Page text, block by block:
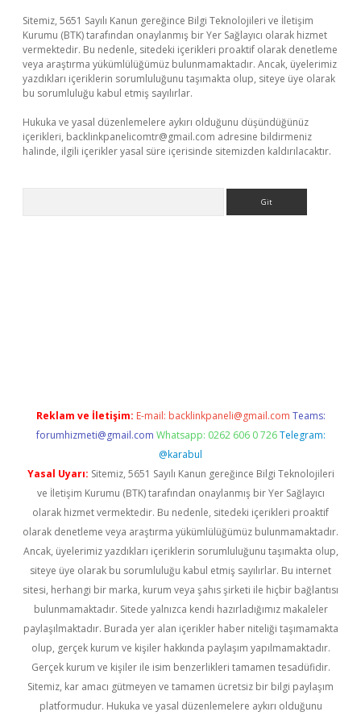
Sitemiz, 5651 Sayılı Kanun gereğince Bilgi Teknolojileri ve İletişim
Kurumu (BTK) tarafından onaylanmış bir Yer Sağlayıcı olarak hizmet
vermektedir. Bu nedenle, sitedeki içerikleri proaktif olarak denetleme
veya araştırma yükümlülüğümüz bulunmamaktadır. Ancak, üyelerimiz
yazdıkları içeriklerin sorumluluğunu taşımakta olup, siteye üye olarak
bu sorumluluğu kabul etmiş sayılırlar.
Hukuka ve yasal düzenlemelere aykırı olduğunu düşündüğünüz
içerikleri, backlinkpanelicomtr@gmail.com adresine bildirmeniz
halinde, ilgili içerikler yasal süre içerisinde sitemizden kaldırılacaktır.
Reklam ve İletişim: E-mail: backlinkpaneli@gmail.com Teams:
forumhizmeti@gmail.com Whatsapp: 0262 606 0 726 Telegram:
@karabul
Yasal Uyarı: Sitemiz, 5651 Sayılı Kanun gereğince Bilgi Teknolojileri
ve İletişim Kurumu (BTK) tarafından onaylanmış bir Yer Sağlayıcı
olarak hizmet vermektedir. Bu nedenle, sitedeki içerikleri proaktif
olarak denetleme veya araştırma yükümlülüğümüz bulunmamaktadır.
Ancak, üyelerimiz yazdıkları içeriklerin sorumluluğunu taşımakta olup,
siteye üye olarak bu sorumluluğu kabul etmiş sayılırlar. Bu internet
sitesi, herhangi bir marka, kurum veya şahıs şirketi ile hiçbir bağlantısı
bulunmamaktadır. Sitede yalnızca kendi hazırladığımız makaleler
paylaşılmaktadır. Burada yer alan içerikler haber niteliği taşımamakta
olup, gerçek kurum ve kişiler hakkında paylaşım yapılmamaktadır.
Gerçek kurum ve kişiler ile isim benzerlikleri tamamen tesadüfidir.
Sitemiz, kar amacı gütmeyen ve tamamen ücretsiz bir bilgi paylaşım
platformudur. Hukuka ve yasal düzenlemelere aykırı olduğunu